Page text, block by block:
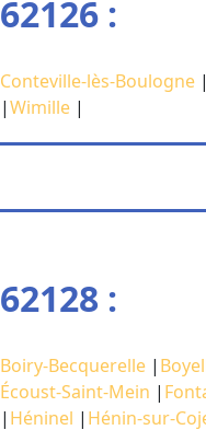
62126 :
Conteville-lès-Boulogne |
|Wimille |
62128 :
Boiry-Becquerelle |
Écoust-Saint-Mein |
| Héninel | Hénin-sur-